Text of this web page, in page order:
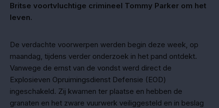
Britse voortvluchtige crimineel Tommy Parker om het
leven.
De verdachte voorwerpen werden begin deze week, op
maandag, tijdens verder onderzoek in het pand ontdekt.
Vanwege de ernst van de vondst werd direct de
Explosieven Opruimingsdienst Defensie (EOD)
ingeschakeld. Zij kwamen ter plaatse en hebben de
granaten en het zware vuurwerk veiliggesteld en in beslag